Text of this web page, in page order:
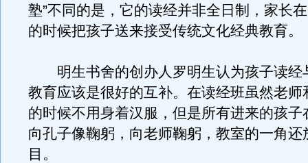
塾”不同的是，它的读经并非全日制，家长
的时候把孩子送来接受传统文化经典教育。
明生书舍的创办人罗明生认为孩子读经
教育应该是很好的互补。在读经班虽然老师
的时候不用身着汉服，但是所有进来的孩子
向孔子像鞠躬，向老师鞠躬，教室的一角还
目。